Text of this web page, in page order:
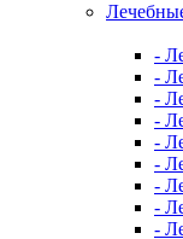
-
-
-
-
-
-
-
-
-